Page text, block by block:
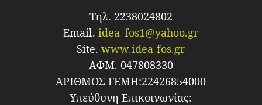
Τηλ. 2238024802
Email.idea_fos1@yahoo.gr
Site.www.idea-fos.gr
ΑΦΜ. 047808330
ΑΡΙΘΜΟΣ ΓΕΜΗ:22426854000
Υπεύθυνη Επικοινωνίας: